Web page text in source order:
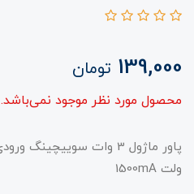
139,000 تومان
محصول مورد نظر موجود نمی‌باشد.
ولت 1500mA